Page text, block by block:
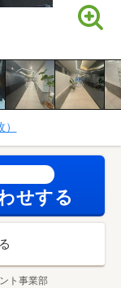
せする
ト事業部